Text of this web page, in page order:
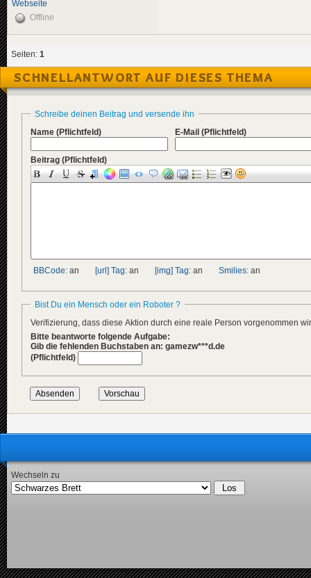
Webseite
Offline
Seiten: 1
SCHNELLANTWORT AUF DIESES THEMA
Schreibe deinen Beitrag und versende ihn
Name (Pflichtfeld) E-Mail (Pflichtfeld)
Beitrag (Pflichtfeld)
BBCode: an [url] Tag: an [img] Tag: an Smilies: an
Bist Du ein Mensch oder ein Roboter ?
Verifizierung, dass diese Aktion durch eine reale Person vorgenommen
Bitte beantworte folgende Aufgabe:
Gib die fehlenden Buchstaben an: gamezw***d.de
(Pflichtfeld)
Wechseln zu